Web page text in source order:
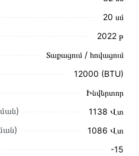
«Ավելացնել
պատվեր»
կոճակը:
կայքում նշված
MIDEA MT2-12N8D6
վավեր են և իրական են
20 սմ
2022 թ
Տաքացում / հովացում
12000 (BTU)
Ինվերտոր
1138 Վտ
1086 Վտ
-15